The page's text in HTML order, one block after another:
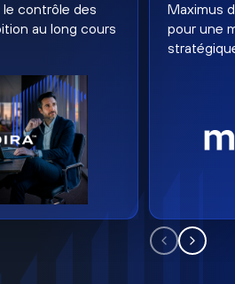
le contrôle des
au long cours
Maximus
pour une